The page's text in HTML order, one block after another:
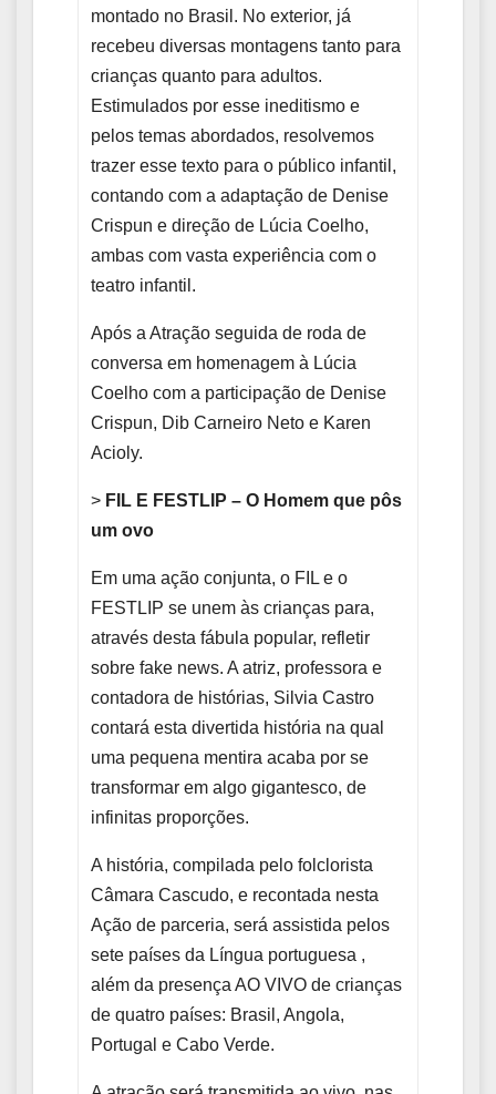
montado no Brasil. No exterior, já
recebeu diversas montagens tanto para
crianças quanto para adultos.
Estimulados por esse ineditismo e
pelos temas abordados, resolvemos
trazer esse texto para o público infantil,
contando com a adaptação de Denise
Crispun e direção de Lúcia Coelho,
ambas com vasta experiência com o
teatro infantil.
Após a Atração seguida de roda de
conversa em homenagem à Lúcia
Coelho com a participação de Denise
Crispun, Dib Carneiro Neto e Karen
Acioly.
> FIL E FESTLIP – O Homem que pôs
um ovo
Em uma ação conjunta, o FIL e o
FESTLIP se unem às crianças para,
através desta fábula popular, refletir
sobre fake news. A atriz, professora e
contadora de histórias, Silvia Castro
contará esta divertida história na qual
uma pequena mentira acaba por se
transformar em algo gigantesco, de
infinitas proporções.
A história, compilada pelo folclorista
Câmara Cascudo, e recontada nesta
Ação de parceria, será assistida pelos
sete países da Língua portuguesa ,
além da presença AO VIVO de crianças
de quatro países: Brasil, Angola,
Portugal e Cabo Verde.